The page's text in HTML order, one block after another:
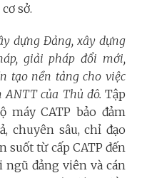
sở.
dựng Đảng, xây dựng
giải pháp đổi mới,
tạo nền tảng cho việc
của Thủ đô. Tập
máy CATP bảo đảm
chuyên sâu, chỉ đạo
từ cấp CATP đến
ngũ đảng viên và cán